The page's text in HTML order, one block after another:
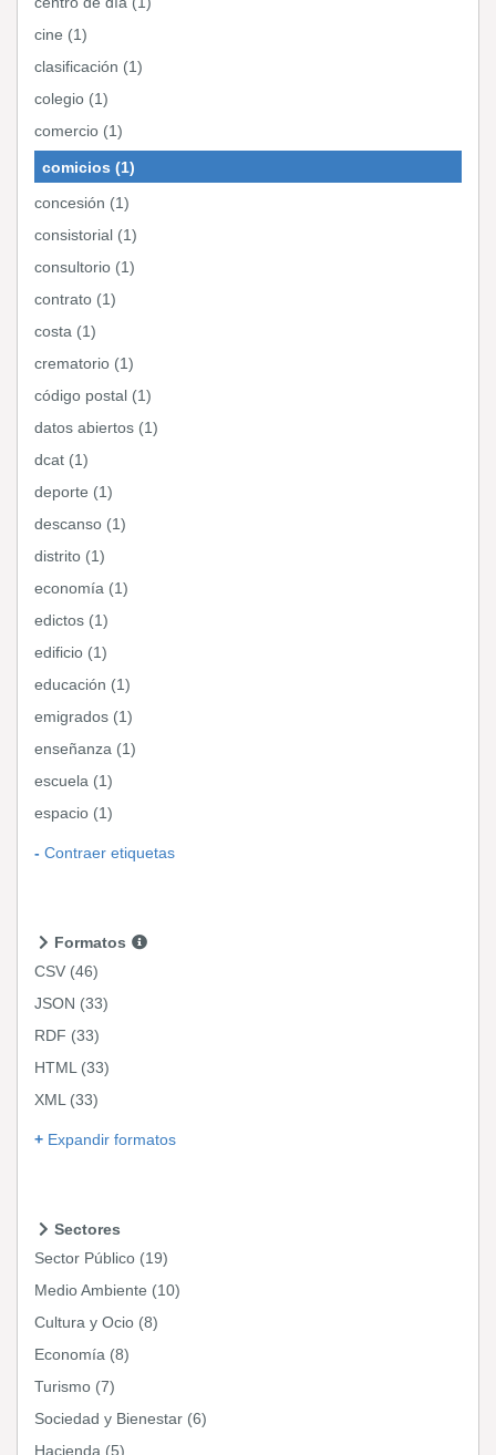
cine (1)
clasificación (1)
colegio (1)
comercio (1)
comicios (1)
concesión (1)
consistorial (1)
consultorio (1)
contrato (1)
costa (1)
crematorio (1)
código postal (1)
datos abiertos (1)
dcat (1)
deporte (1)
descanso (1)
distrito (1)
economía (1)
edictos (1)
edificio (1)
educación (1)
emigrados (1)
enseñanza (1)
escuela (1)
espacio (1)
Contraer etiquetas
Formatos
CSV (46)
JSON (33)
RDF (33)
HTML (33)
XML (33)
Expandir formatos
Sectores
Sector Público (19)
Medio Ambiente (10)
Cultura y Ocio (8)
Economía (8)
Turismo (7)
Sociedad y Bienestar (6)
Hacienda (5)